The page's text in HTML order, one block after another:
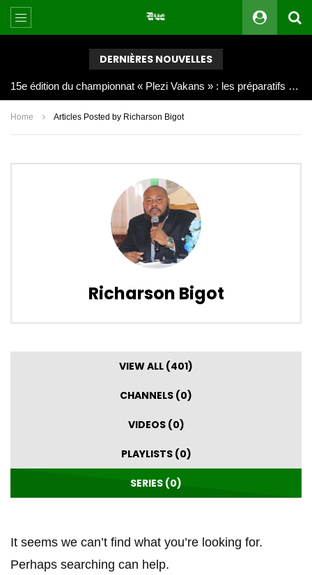
DERNIÈRES NOUVELLES
Joy Clerf Derisier, sur les traces de son père : évangéliser par la musique
Home Articles Posted by Richarson Bigot
Richarson Bigot
VIEW ALL (401)
CHANNELS (0)
VIDEOS (0)
PLAYLISTS (0)
SERIES (0)
It seems we can’t find what you’re looking for.
Perhaps searching can help.